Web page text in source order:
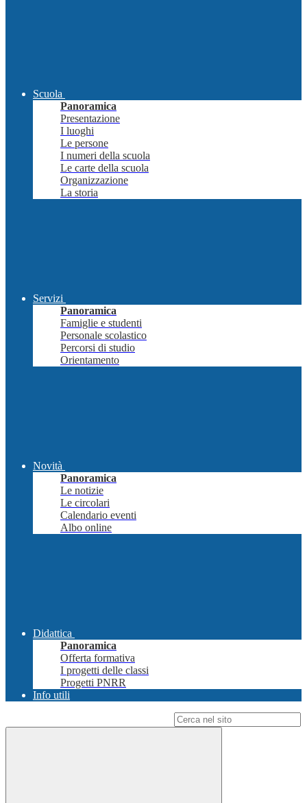
Scuola
Panoramica
Presentazione
I luoghi
Le persone
I numeri della scuola
Le carte della scuola
Organizzazione
La storia
Servizi
Panoramica
Famiglie e studenti
Personale scolastico
Percorsi di studio
Orientamento
Novità
Panoramica
Le notizie
Le circolari
Calendario eventi
Albo online
Didattica
Panoramica
Offerta formativa
I progetti delle classi
Progetti PNRR
Info utili